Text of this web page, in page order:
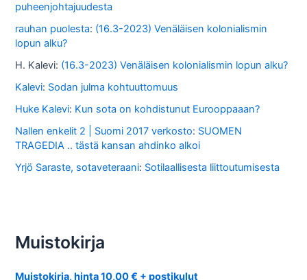
puheenjohtajuudesta
rauhan puolesta: (16.3-2023) Venäläisen kolonialismin
lopun alku?
H. Kalevi: (16.3-2023) Venäläisen kolonialismin lopun alku?
Kalevi: Sodan julma kohtuuttomuus
Huke Kalevi: Kun sota on kohdistunut Eurooppaaan?
Nallen enkelit 2 | Suomi 2017 verkosto: SUOMEN
TRAGEDIA .. tästä kansan ahdinko alkoi
Yrjö Saraste, sotaveteraani: Sotilaallisesta liittoutumisesta
Muistokirja
Muistokirja, hinta 10,00 € + postikulut